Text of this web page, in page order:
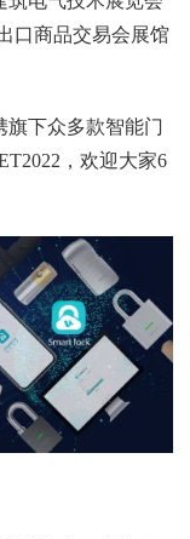
口商品交易会展馆
旗下众多款智能门
，欢迎大家6